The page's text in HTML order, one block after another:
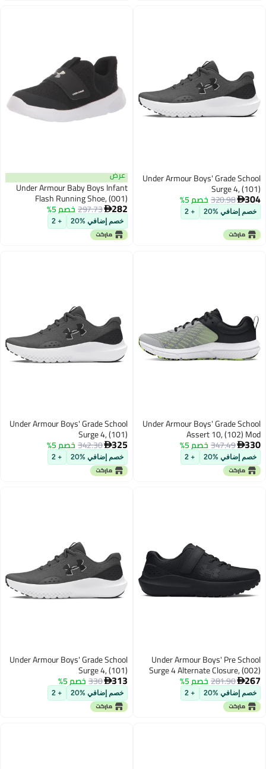
Under Armour Boys' Grade School
Surge 4, (101)
Castlerock/Anthracite/Anthracite,
5, US
304
320.98خصم 5%
خصم إضافي %20 + 2
عرض
Under Armour Baby Boys Infant
Flash Running Shoe, (001)
Black/Black/White, 5 Toddler US
282
297.73خصم 5%
خصم إضافي %20 + 2
Under Armour Boys' Grade School
Assert 10, (102) Mod
Gray/Black/High Vis Yellow, 3.5,
US
330
347.49خصم 5%
خصم إضافي %20 + 2
Under Armour Boys' Grade School
Surge 4, (101)
Castlerock/Anthracite/Anthracite,
7, US
325
342.30خصم 5%
خصم إضافي %20 + 2
Under Armour Boys' Pre School
Surge 4 Alternate Closure, (002)
Black/Black/Black, 13.5, US
267
281.90خصم 5%
خصم إضافي %20 + 2
Under Armour Boys' Grade School
Surge 4, (101)
Castlerock/Anthracite/Anthracite,
4, US
313
330 خصم 5%
خصم إضافي %20 + 2